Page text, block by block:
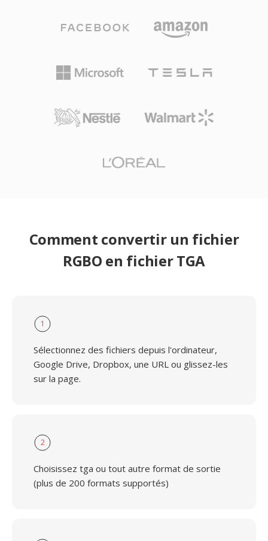
Comment convertir un fichier
RGBO en fichier TGA
1
Sélectionnez des fichiers depuis l'ordinateur,
Google Drive, Dropbox, une URL ou glissez-les
sur la page.
2
Choisissez tga ou tout autre format de sortie
(plus de 200 formats supportés)